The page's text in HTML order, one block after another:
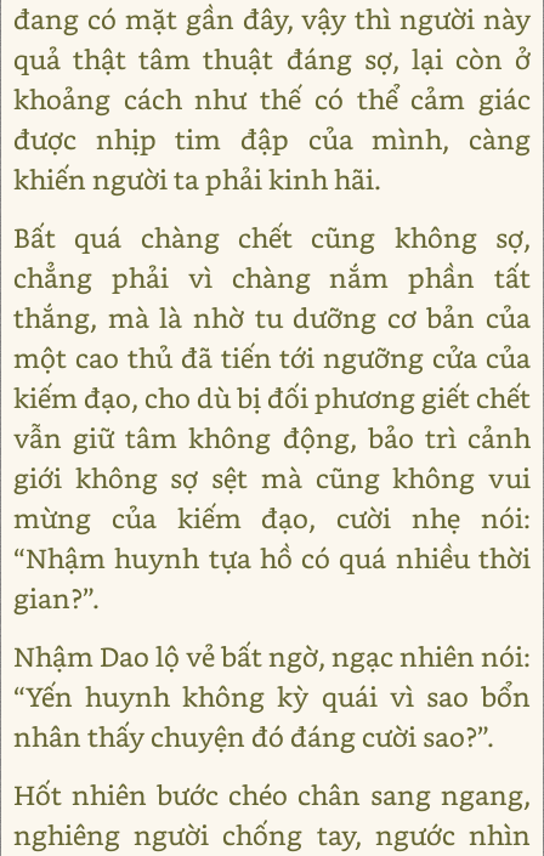
đang có mặt gần đây, vậy thì người này
quả thật tâm thuật đáng sợ, lại còn ở
khoảng cách như thế có thể cảm giác
được nhịp tim đập của mình, càng
khiến người ta phải kinh hãi.
Bất quá chàng chết cũng không sợ,
chẳng phải vì chàng nắm phần tất
thắng, mà là nhờ tu dưỡng cơ bản của
một cao thủ đã tiến tới ngưỡng cửa của
kiếm đạo, cho dù bị đối phương giết chết
vẫn giữ tâm không động, bảo trì cảnh
giới không sợ sệt mà cũng không vui
mừng của kiếm đạo, cười nhẹ nói:
“Nhậm huynh tựa hồ có quá nhiều thời
gian?”.
Nhậm Dao lộ vẻ bất ngờ, ngạc nhiên nói:
“Yến huynh không kỳ quái vì sao bổn
nhân thấy chuyện đó đáng cười sao?”.
Hốt nhiên bước chéo chân sang ngang,
nghiêng người chống tay, ngước nhìn